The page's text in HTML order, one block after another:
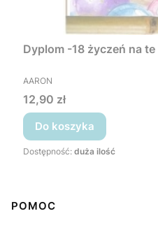
Dyplom -18 życzeń na
PRODUCENT
AARON
Cena
12,90 zł
Do koszyka
Dostępność: duża ilość
Linki w stopce
POMOC